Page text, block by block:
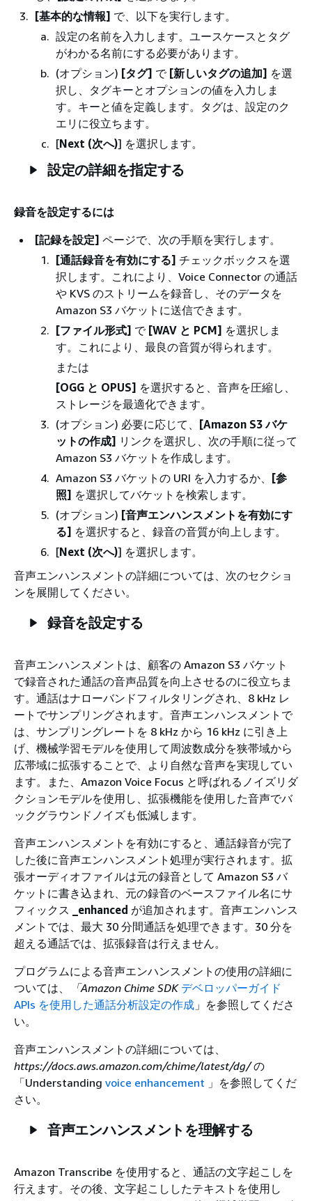
[基本的な情報] で、以下を実行します。
設定の名前を入力します。ユースケースとタグ
がわかる名前にする必要があります。
(オプション) [タグ] で [新しいタグの追加] を選
択し、タグキーとオプションの値を入力しま
す。キーと値を定義します。タグは、設定のク
エリに役立ちます。
[Next (次へ)] を選択します。
設定の詳細を指定する
録音を設定するには
[記録を設定] ページで、次の手順を実行します。
[通話録音を有効にする] チェックボックスを選
択します。これにより、Voice Connector の通話
や KVS のストリームを録音し、そのデータを
Amazon S3 バケットに送信できます。
[ファイル形式] で [WAV と PCM] を選択しま
す。これにより、最良の音質が得られます。
または
[OGG と OPUS] を選択すると、音声を圧縮し、
ストレージを最適化できます。
(オプション) 必要に応じて、
[Amazon S3 バケ
ットの作成] リンクを選択し、次の手順に従って
Amazon S3 バケットを作成します。
Amazon S3 バケットの URI を入力するか、
[参
照] を選択してバケットを検索します。
(オプション) [音声エンハンスメントを有効にす
る] を選択すると、録音の音質が向上します。
[Next (次へ)] を選択します。
音声エンハンスメントの詳細については、次のセクショ
ンを展開してください。
録音を設定する
音声エンハンスメントは、顧客の Amazon S3 バケット
で録音された通話の音声品質を向上させるのに役立ちま
す。通話はナローバンドフィルタリングされ、8 kHz レ
ートでサンプリングされます。音声エンハンスメントで
は、サンプリングレートを 8 kHz から 16 kHz に引き上
げ、機械学習モデルを使用して周波数成分を狭帯域から
広帯域に拡張することで、より自然な音声を実現してい
ます。また、Amazon Voice Focus と呼ばれるノイズリダ
クションモデルを使用し、拡張機能を使用した音声でバ
ックグラウンドノイズも低減します。
音声エンハンスメントを有効にすると、通話録音が完了
した後に音声エンハンスメント処理が実行されます。拡
張オーディオファイルは元の録音として Amazon S3 バ
ケットに書き込まれ、元の録音のベースファイル名にサ
フィックス
_enhanced が追加されます。音声エンハンス
メントでは、最大 30 分間通話を処理できます。30 分を
超える通話では、拡張録音は行えません。
プログラムによる音声エンハンスメントの使用の詳細に
ついては、
「Amazon Chime SDK デベロッパーガイド
APIs を使用した通話分析設定の作成 」を参照してくださ
い。
音声エンハンスメントの詳細については、
https://docs.aws.amazon.com/chime/latest/dg/の
「Understanding voice enhancement 」を参照してくだ
さい。
音声エンハンスメントを理解する
Amazon Transcribe を使用すると、通話の文字起こしを
行えます。その後、文字起こししたテキストを使用し